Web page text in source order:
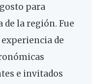
para
la región. Fue
de
e invitados